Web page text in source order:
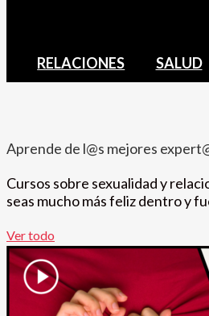
RELACIONES SALUD
Aprende de l@s mejores
Cursos sobre sexualidad y
seas mucho más feliz dentro y
Ver todo